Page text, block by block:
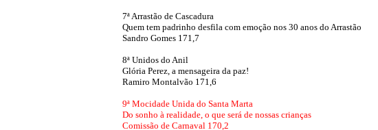
7ª Arrastão de Cascadura
Quem tem padrinho desfila com emoção nos 30 anos do Arrastão
Sandro Gomes 171,7
8ª Unidos do Anil
Glória Perez, a mensageira da paz!
Ramiro Montalvão 171,6
9ª Mocidade Unida do Santa Marta
Do sonho à realidade, o que será de nossas crianças
Comissão de Carnaval 170,2